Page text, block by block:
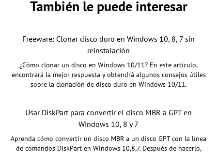
También le puede interesar
Freeware: Clonar disco duro en Windows 10, 8, 7 sin
reinstalación
¿Cómo clonar un disco en Windows 10/11? En este artículo,
encontrará la mejor respuesta y obtendrá algunos consejos útiles
sobre la clonación de disco duro en Windows 10/11.
Usar DiskPart para convertir el disco MBR a GPT en
Windows 10, 8 y 7
Aprenda cómo convertir un disco MBR a un disco GPT con la línea
de comandos DiskPart en Windows 10,8,7. Después de hacerlo,